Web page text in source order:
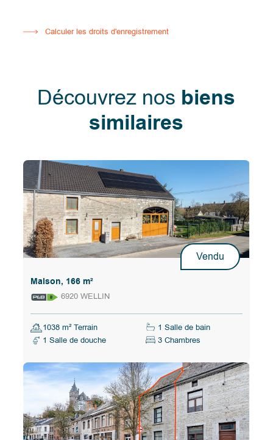
Calculer les droits d'enregistrement
Découvrez nos biens
similaires
Vendu
Maison, 166 m²
6920 WELLIN
1038 m² Terrain
1 Salle de bain
1 Salle de douche
3 Chambres